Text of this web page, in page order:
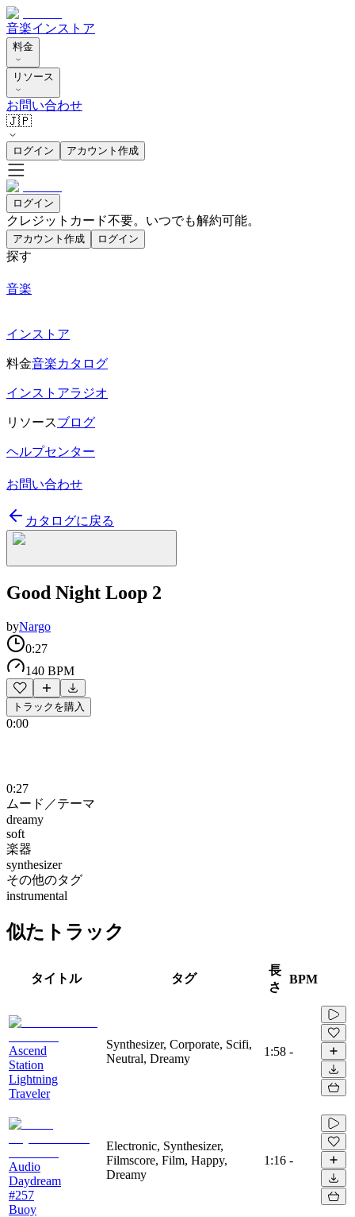
音楽インストア
料金
リソース
お問い合わせ
🇯🇵
ログイン アカウント作成
ログイン
クレジットカード不要。いつでも解約可能。
アカウント作成 ログイン
探す
音楽
インストア
料金音楽カタログ
インストアラジオ
リソースブログ
ヘルプセンター
お問い合わせ
カタログに戻る
Good Night Loop 2
byNargo
0:27
140 BPM
トラックを購入
0:00
0:27
ムード／テーマ
dreamy
soft
楽器
synthesizer
その他のタグ
instrumental
似たトラック
タイトル タグ
長
さ
BPM
Ascend
Station
Lightning
Traveler
Synthesizer, Corporate, Scifi,
Neutral, Dreamy
1:58 -
Audio
Daydream
#257
Buoy
Electronic, Synthesizer,
Filmscore, Film, Happy,
Dreamy
1:16 -